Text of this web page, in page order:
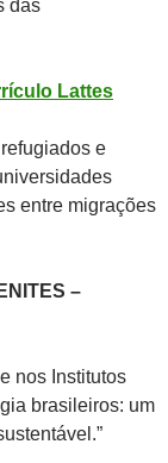
das
Lattes
e
entre migrações
–
nos Institutos
brasileiros: um